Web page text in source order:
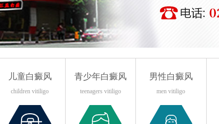
儿童白癜风
children vitiligo
青少年白癜风
teenagers vitiligo
男性白癜风
men vitiligo